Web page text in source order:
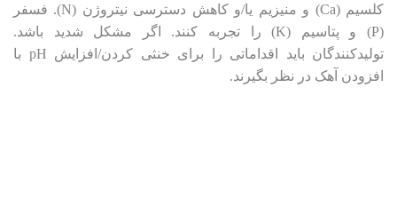
کلسیم (Ca) و منیزیم یا/و کاهش دسترسی نیتروژن (N). فسفر
(P) و پتاسیم (K) را تجربه کنند. اگر مشکل شدید باشد.
تولیدکنندگان باید اقداماتی را برای خنثی کردن/افزایش pH با
افزودن آهک در نظر بگیرند.